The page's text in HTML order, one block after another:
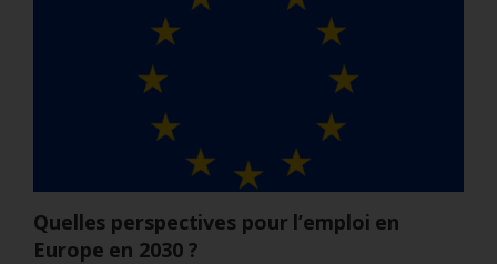
Quelles perspectives pour l’emploi en
Europe en 2030 ?